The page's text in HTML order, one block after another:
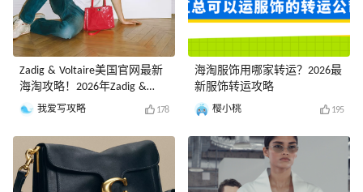
Zadig & Voltaire美国官网最新
海淘攻略！2026年Zadig &
Voltaire美国官网海淘教程
我爱写攻略 178
海淘服饰用哪家转运？2026最
新服饰转运攻略
樱小桃 195